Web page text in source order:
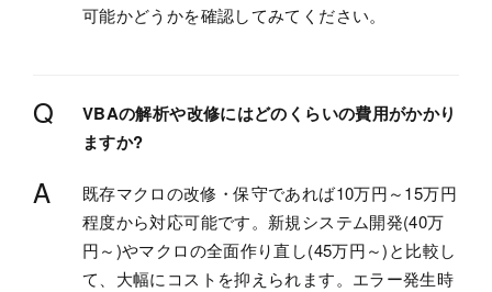
可能かどうかを確認してみてください。
Q
VBAの解析や改修にはどのくらいの費用がかかり
ますか?
A
既存マクロの改修・保守であれば10万円～15万円
程度から対応可能です。新規システム開発(40万
円～)やマクロの全面作り直し(45万円～)と比較し
て、大幅にコストを抑えられます。エラー発生時